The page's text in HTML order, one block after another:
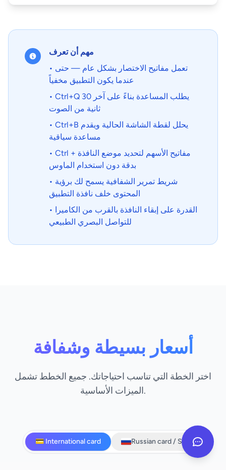
مهم أن تعرف
• تعمل مفاتيح الاختصار بشكل عام — حتى
عندما يكون التطبيق مخفياً
• Ctrl+Q يطلب المساعدة بناءً على آخر 30
ثانية من الصوت
• Ctrl+B يحلل لقطة الشاشة الحالية ويقدم
مساعدة سياقية
• Ctrl + مفاتيح الأسهم لتحديد موضع النافذة
بدقة دون استخدام الماوس
• شريط تمرير الشفافية يسمح لك برؤية
المحتوى خلف نافذة التطبيق
• القدرة على إبقاء النافذة بالقرب من الكاميرا
للتواصل البصري الطبيعي
أسعار بسيطة وشفافة
اختر الخطة التي تناسب احتياجاتك. جميع الخطط تشمل
الميزات الأساسية.
💳 International card Russian card / SBP